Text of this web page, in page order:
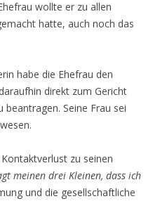
wollte er zu allen
hatte, auch noch das
habe die Ehefrau den
direkt zum Gericht
Seine Frau sei
zu seinen
meinen drei Kleinen, dass ich
und die gesellschaftliche